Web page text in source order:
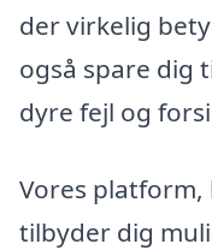
der virkelig
også spare dig
dyre fejl og
Vores
tilbyder dig